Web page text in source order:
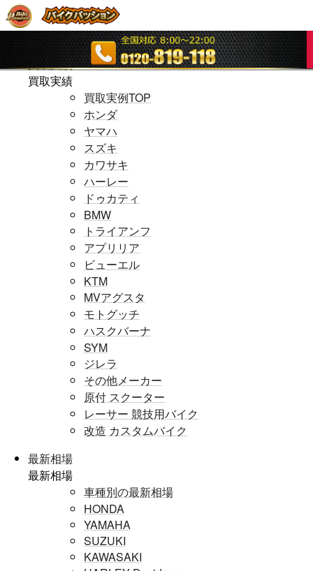
ホームページ
ホームページ
買取実績
買取実績
買取実例TOP
ホンダ
ヤマハ
スズキ
カワサキ
ハーレー
ドゥカティ
BMW
トライアンフ
アプリリア
ビューエル
KTM
MVアグスタ
モトグッチ
ハスクバーナ
SYM
ジレラ
その他メーカー
原付 スクーター
レーサー 競技用バイク
改造 カスタムバイク
最新相場
最新相場
車種別の最新相場
HONDA
YAMAHA
SUZUKI
KAWASAKI